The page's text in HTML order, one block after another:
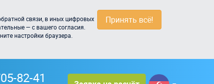
Принять всё!
связи, в иных цифровых
— с вашего согласия.
настройки браузера.
82-41